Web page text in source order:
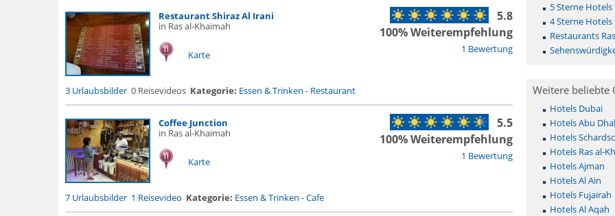
Restaurant Shiraz Al Irani
in Ras al-Khaimah
Karte 1 Bewertung
5.8
100% Weiterempfehlung
3 Urlaubsbilder 0 Reisevideos Kategorie: Essen & Trinken - Restaurant
Coffee Junction
in Ras al-Khaimah
Karte 1 Bewertung
5.5
100% Weiterempfehlung
7 Urlaubsbilder 1 Reisevideo Kategorie: Essen & Trinken -Cafe
5 Sterne Hotels
4 Sterne Hotels
Restaurants
Weitere beliebte
Hotels Dubai
Hotels Abu
Hotels
Hotels Ras al-
Hotels Ajman
Hotels Al Ain
Hotels Fujairah
Hotels Al Aqah